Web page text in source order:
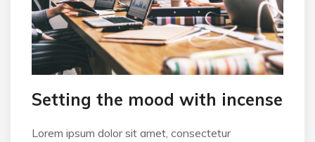
Setting the mood with incense
Lorem ipsum dolor sit amet, consectetur